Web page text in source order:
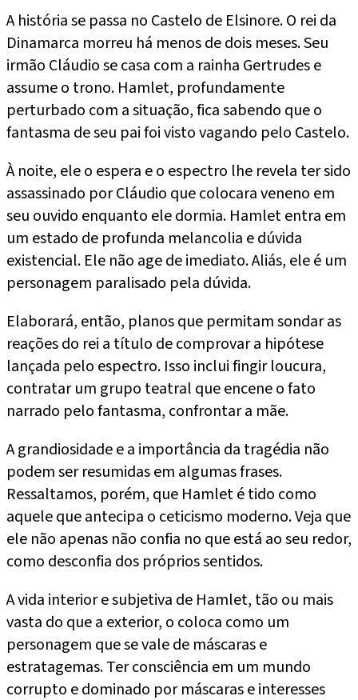
A história se passa no Castelo de Elsinore. O rei da
Dinamarca morreu há menos de dois meses. Seu
irmão Cláudio se casa com a rainha Gertrudes e
assume o trono. Hamlet, profundamente
perturbado com a situação, fica sabendo que o
fantasma de seu pai foi visto vagando pelo Castelo.
À noite, ele o espera e o espectro lhe revela ter sido
assassinado por Cláudio que colocara veneno em
seu ouvido enquanto ele dormia. Hamlet entra em
um estado de profunda melancolia e dúvida
existencial. Ele não age de imediato. Aliás, ele é um
personagem paralisado pela dúvida.
Elaborará, então, planos que permitam sondar as
reações do rei a título de comprovar a hipótese
lançada pelo espectro. Isso inclui fingir loucura,
contratar um grupo teatral que encene o fato
narrado pelo fantasma, confrontar a mãe.
A grandiosidade e a importância da tragédia não
podem ser resumidas em algumas frases.
Ressaltamos, porém, que Hamlet é tido como
aquele que antecipa o ceticismo moderno. Veja que
ele não apenas não confia no que está ao seu redor,
como desconfia dos próprios sentidos.
A vida interior e subjetiva de Hamlet, tão ou mais
vasta do que a exterior, o coloca como um
personagem que se vale de máscaras e
estratagemas. Ter consciência em um mundo
corrupto e dominado por máscaras e interesses